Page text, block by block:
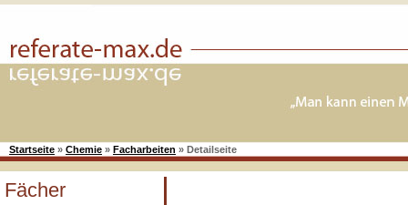
Startseite » Chemie » Facharbeiten » Detailseite
Fächer